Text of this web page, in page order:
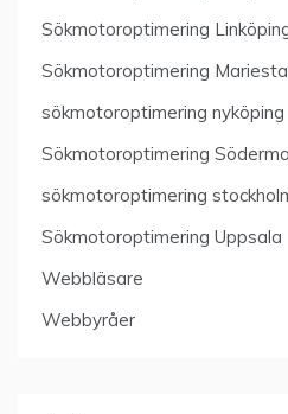
Sökmotoroptimering
Sökmotoroptimering
sökmotoroptimering nyköping
Sökmotoroptimering
sökmotoroptimering
Sökmotoroptimering Uppsala
Webbläsare
Webbyråer